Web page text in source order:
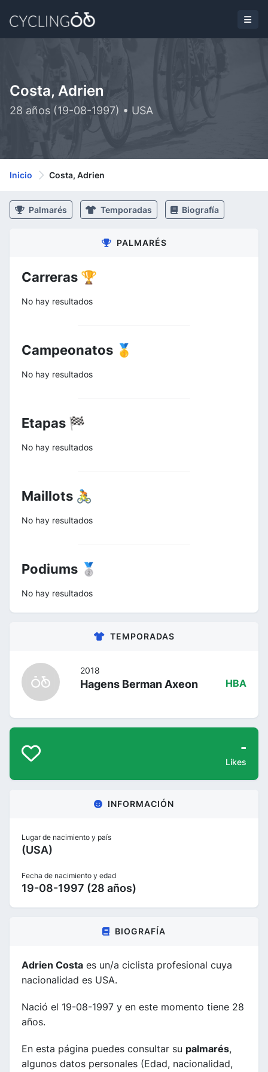
Costa, Adrien
28 años (19-08-1997) • USA
Inicio Costa, Adrien
Palmarés Temporadas Biografía
PALMARÉS
Carreras 🏆
No hay resultados
Campeonatos 🥇
No hay resultados
Etapas 🏁
No hay resultados
Maillots 🚴
No hay resultados
Podiums 🥈
No hay resultados
TEMPORADAS
2018
Hagens Berman Axeon HBA
-
Likes
INFORMACIÓN
Lugar de nacimiento y país
(USA)
Fecha de nacimiento y edad
19-08-1997 (28 años)
BIOGRAFÍA
Adrien Costa es un/a ciclista profesional cuya
nacionalidad es USA.
Nació el 19-08-1997 y en este momento tiene 28
años.
En esta página puedes consultar su palmarés,
algunos datos personales (Edad, nacionalidad,